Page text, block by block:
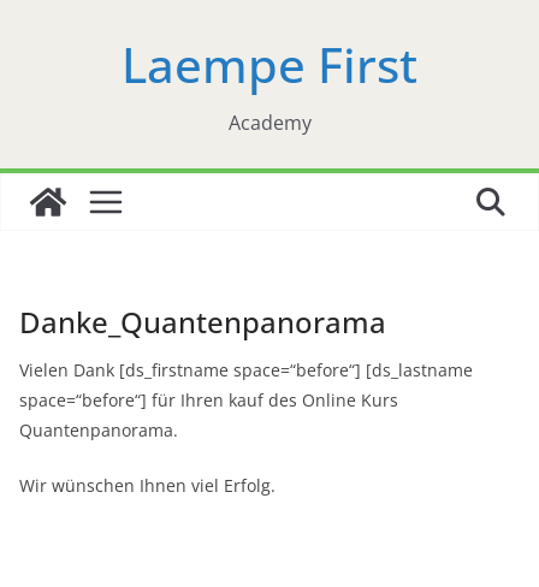
Laempe First
Academy
Danke_Quantenpanorama
Vielen Dank [ds_firstname space=“before“] [ds_lastname
space=“before“] für Ihren kauf des Online Kurs
Quantenpanorama.
Wir wünschen Ihnen viel Erfolg.